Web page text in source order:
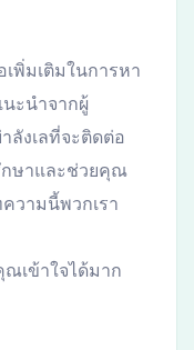
พิ่มเติมในการหา
ะนำจากผู้
ลังเลที่จะติดต่อ
กษาและช่วยคุณ
วามนี้พวกเรา
ณเข้าใจได้มาก